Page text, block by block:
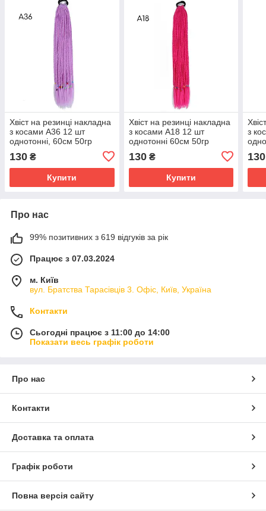
Хвіст на резинці накладна
з косами A36 12 шт
однотонні, 60см 50гр
130 ₴
Купити
Хвіст на резинці накладна
з косами A18 12 шт
однотонні 60см 50гр
130₴
Купити
з
130
Про нас
99% позитивних з 619 відгуків за рік
Працює з 07.03.2024
м. Київ
вул. Братства Тарасівців 3. Офіс, Київ, Україна
Контакти
Сьогодні працює з 11:00 до 14:00
Показати весь графік роботи
Про нас
Контакти
Доставка та оплата
Графік роботи
Повна версія сайту